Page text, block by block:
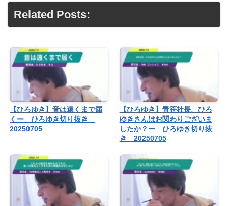
Related Posts:
【ひろゆき】音は遠くまで届
くー ひろゆき切り抜き
20250705
【ひろゆき】青笹社長。ひろ
ゆきさんはお関わりございま
したか？ー ひろゆき切り抜
き 20250705